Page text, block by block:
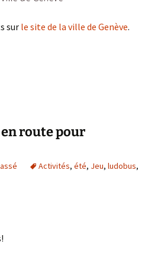
sur le site de la ville de Genève.
route pour
Activités, été, Jeu, ludobus,